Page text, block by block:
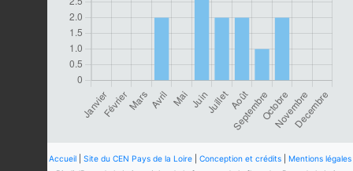
Accueil Site du CEN Pays de la Loire Conception et crédits
Mentions légales